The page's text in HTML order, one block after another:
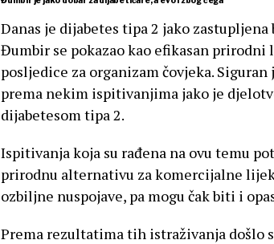
Danas je dijabetes tipa 2 jako
Đumbir se pokazao kao efikasan
posljedice za organizam čovjeka.
prema nekim ispitivanjima jako je
dijabetesom tipa 2.
Ispitivanja koja su rađena na ovu temu
prirodnu alternativu za komercijalne
ozbiljne nuspojave, pa mogu čak biti i
Prema rezultatima tih istraživanja došlo